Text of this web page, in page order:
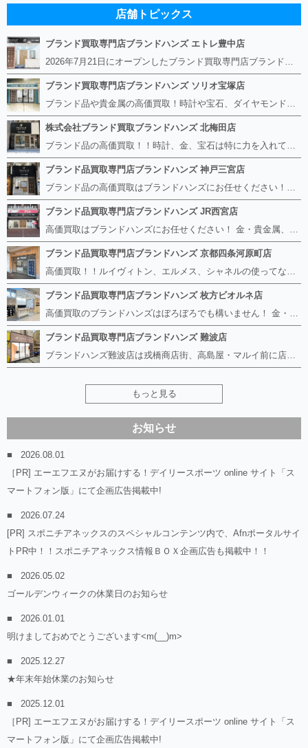
店舗トピックス
ブランド買取専門店ブランドハンズ エトレ豊中店
2026年7月21日にオープンしたブランド買取専門店ブランドハンズ エトレ豊中店です。 阪急豊中駅直結のショッピングモール エトレとよなかの１階に店舗がございます。 金・貴金属、ブランド品、時計、宝石などその他ブランド食器や美容機器、ブランド香水や化粧品などの取り扱いもございます。 熟練の鑑定士が親切・丁寧に接客、査定をさせていただきます。 査定だけでもOK。お気軽にご来店下さいませ！
ブランド買取専門店ブランドハンズ ソリオ宝塚店
ブランド品や貴金属の高価買取！時計や宝石、ダイヤモンドなど家に眠っているものがあったら捨てる前にブランドハンズへお越しください。 査定料は無料、お値段が付くものかお調べいたします！ 宅配買取もありますので使っていない古いルイヴィトンのバッグや財布、壊れているオメガの時計、千切れている金のネックレスや指輪、小型家電も取り扱っておりますのでお気軽にご利用下さい☆ その他ブランド食器、銀シルバー製品、美容機器、脱毛器、スマホなど幅広く取り扱っております！
株式会社ブランド買取ブランドハンズ 北梅田店
ブランド品の高価買取！！時計、金、宝石は特に力を入れています！ ルイヴィトン、シャネル、ロレックス、エルメスはもちろん、グッチ、プラダ、セリーヌ、フェンディなどなど、 その他ブランド食器、銀シルバー製品、美容機器、脱毛器、スマホなど幅広く取り扱っているので まずは無料査定にお越しください！ 手数料は全て無料！全国対応の宅配買取も行っておりますのでお気軽にご連絡下さい！
ブランド品買取専門店ブランドハンズ 神戸三宮店
ブランド品の高価買取はブランドハンズにお任せください！！ 高騰し続けている金・貴金属はもちろん、ルイヴィトン、エルメス、シャネル、ロレックスは特に力を入れております。 その他ブランド食器、銀シルバー製品、美容機器、脱毛器、スマホなど幅広く取り扱っております！ 鑑定士は経験豊富で親切丁寧な対応を心がけております。 鑑定書がないものでもしっかり見させて頂きます。
ブランド品買取専門店ブランドハンズ JR西宮店
高価買取はブランドハンズにお任せください！ 金・貴金属、ルイヴィトン、エルメス、シャネル、ロレックスは特に力を入れておりますが、 他店で断られたボロボロになったバッグや財布、壊れたブランド品、時計、千切れた貴金属もお買取り可能です。 経験豊富な鑑定士が宝石やダイヤモンドの鑑定書がないものでもしっかり見させて頂きます。 その他ブランド食器、銀シルバー製品、美容機器、脱毛器、スマホなど幅広く取り扱っております！ 是非お気軽にお越しください。
ブランド品買取専門店ブランドハンズ 京都四条河原町店
高価買取！！ルイヴィトン、エルメス、シャネルの使ってないものなど ブランドハンズならボロボロでも構いません。 他店に断られたものも当店ならお買取り可能です！ ロレックスやフェンディ、グッチも大歓迎です！ ブランド品や貴金属、時計、宝石、ダイヤモンドは特に高価買取ですのでお査定だけでもお待ちしております。
ブランド品買取専門店ブランドハンズ 枚方ビオルネ店
高価買取のブランドハンズはぼろぼろでも構いません！ 金・貴金属、ルイヴィトンやエルメス、シャネルの使ってないものはございませんか？ 他店に断られたものも当店ならお買取り可能です！ ロレックスやフェンディ、グッチも大歓迎！ ブランド品や貴金属、時計、宝石、ダイヤモンドは特に高価買取ですがブランド食器、スマホ、美容機器、銀製品など幅広く取り扱っております。
ブランド品買取専門店ブランドハンズ 難波店
ブランドハンズ難波店は戎橋商店街、高島屋・マルイ前に店舗があります！ ボロボロのルイヴィトン、エルメス、シャネルも高価買取！！ ぼろぼろのものでもブランドハンズなら高くお買取り致します！ ブランド香水や化粧品、動かない時計、ロレックスは特に高価買取です。 貴金属や宝石、ダイヤモンドの鑑定書がないものでもしっかり見させて頂きます。 是非お気軽にお越しください。
もっと見る
お知らせ
2026.08.01
［PR] エーエフエヌがお届けする！デイリースポーツ online サイト「ス
マートフォン版」にて企画広告掲載中!
2026.07.24
[PR] スポニチアネックスのスペシャルコンテンツ内で、Afnポータルサイ
トPR中！！スポニチアネックス情報ＢＯＸ企画広告も掲載中！！
2026.05.02
ゴールデンウィークの休業日のお知らせ
2026.01.01
明けましておめでとうございます<m(__)m>
2025.12.27
★年末年始休業のお知らせ
2025.12.01
［PR] エーエフエヌがお届けする！デイリースポーツ online サイト「ス
マートフォン版」にて企画広告掲載中!